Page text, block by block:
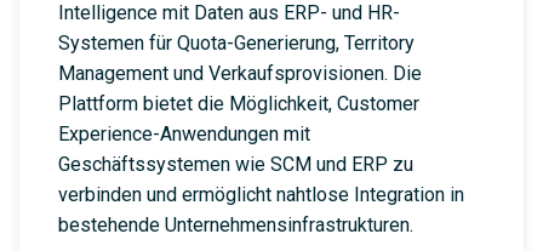
Intelligence mit Daten aus ERP- und HR-
Systemen für Quota-Generierung, Territory
Management und Verkaufsprovisionen. Die
Plattform bietet die Möglichkeit, Customer
Experience-Anwendungen mit
Geschäftssystemen wie SCM und ERP zu
verbinden und ermöglicht nahtlose Integration in
bestehende Unternehmensinfrastrukturen.